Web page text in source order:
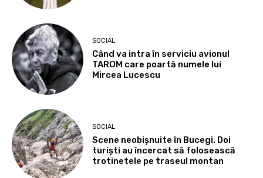
SOCIAL
Când va intra în serviciu avionul
TAROM care poartă numele lui
Mircea Lucescu
SOCIAL
Scene neobișnuite în Bucegi. Doi
turiști au încercat să folosească
trotinetele pe traseul montan